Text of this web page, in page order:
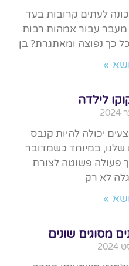
לעתים קרובות בעד
מעבר עבור אמהות רבות
כך נפוצה ומאתגרת? בן
»
לילדה
יכולה להיות קנבס
שלנו, במיוחד כשמדובר
פעולה פשוטה לצורת
לא רק
»
מסוגים שונים